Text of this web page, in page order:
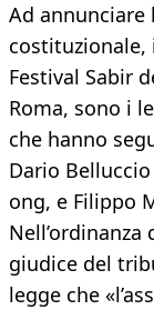
Ad annunciare
costituzionale,
Festival Sabir
Roma, sono i
che hanno
Dario
ong, e Filippo
giudice del
legge che